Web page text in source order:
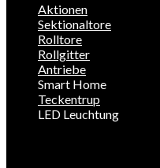
Aktionen
Sektionaltore
Rolltore
Rollgitter
Antriebe
Smart Home
Teckentrup
LED Leuchtung